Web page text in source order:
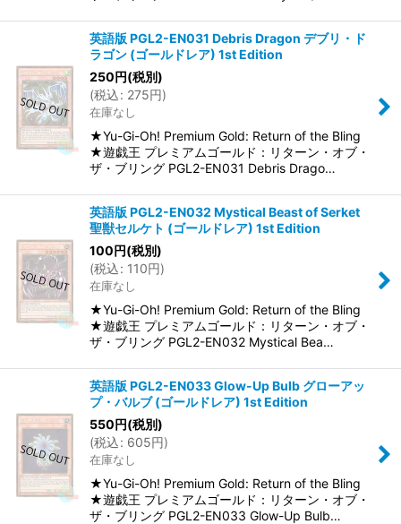
英語版 PGL2-EN031 Debris Dragon デブリ・ド
ラゴン (ゴールドレア) 1st Edition
250円(税別)
(税込: 275円)
在庫なし
★Yu-Gi-Oh! Premium Gold: Return of the Bling
★遊戯王 プレミアムゴールド：リターン・オブ・
ザ・ブリング PGL2-EN031 Debris Drago…
英語版 PGL2-EN032 Mystical Beast of Serket
聖獣セルケト (ゴールドレア) 1st Edition
100円(税別)
(税込: 110円)
在庫なし
★Yu-Gi-Oh! Premium Gold: Return of the Bling
★遊戯王 プレミアムゴールド：リターン・オブ・
ザ・ブリング PGL2-EN032 Mystical Bea…
英語版 PGL2-EN033 Glow-Up Bulb グローアッ
プ・バルブ (ゴールドレア) 1st Edition
550円(税別)
(税込: 605円)
在庫なし
★Yu-Gi-Oh! Premium Gold: Return of the Bling
★遊戯王 プレミアムゴールド：リターン・オブ・
ザ・ブリング PGL2-EN033 Glow-Up Bulb…